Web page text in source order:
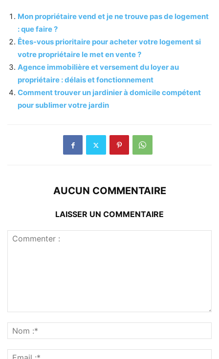
Mon propriétaire vend et je ne trouve pas de logement
: que faire ?
Êtes-vous prioritaire pour acheter votre logement si
votre propriétaire le met en vente ?
Agence immobilière et versement du loyer au
propriétaire : délais et fonctionnement
Comment trouver un jardinier à domicile compétent
pour sublimer votre jardin
AUCUN COMMENTAIRE
LAISSER UN COMMENTAIRE